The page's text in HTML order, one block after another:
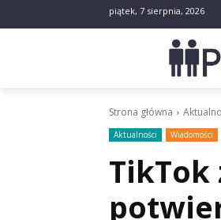
piątek, 7 sierpnia, 2026
Strona główna
Aktualności Wiadomości